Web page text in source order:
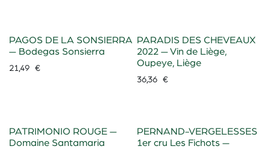
PAGOS DE LA SONSIERRA
— Bodegas Sonsierra
21,49 €
PARADIS DES CHEVEAUX
2022 — Vin de Liège,
Oupeye, Liège
36,36€
PATRIMONIO ROUGE —
Domaine Santamaria
PERNAND-VERGELESSES
1er cru Les Fichots —